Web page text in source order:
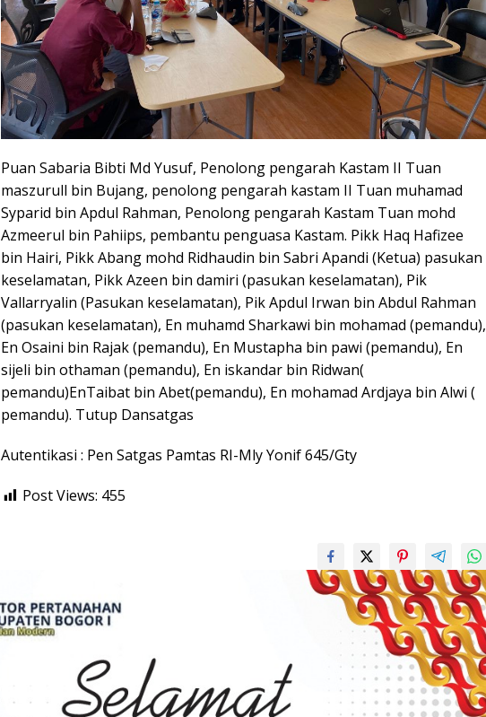
Puan Sabaria Bibti Md Yusuf, Penolong pengarah Kastam II Tuan
maszurull bin Bujang, penolong pengarah kastam II Tuan muhamad
Syparid bin Apdul Rahman, Penolong pengarah Kastam Tuan mohd
Azmeerul bin Pahiips, pembantu penguasa Kastam. Pikk Haq Hafizee
bin Hairi, Pikk Abang mohd Ridhaudin bin Sabri Apandi (Ketua) pasukan
keselamatan, Pikk Azeen bin damiri (pasukan keselamatan), Pik
Vallarryalin (Pasukan keselamatan), Pik Apdul Irwan bin Abdul Rahman
(pasukan keselamatan), En muhamd Sharkawi bin mohamad (pemandu),
En Osaini bin Rajak (pemandu), En Mustapha bin pawi (pemandu), En
sijeli bin othaman (pemandu), En iskandar bin Ridwan(
pemandu)EnTaibat bin Abet(pemandu), En mohamad Ardjaya bin Alwi (
pemandu). Tutup Dansatgas
Autentikasi : Pen Satgas Pamtas RI-Mly Yonif 645/Gty
Post Views: 455